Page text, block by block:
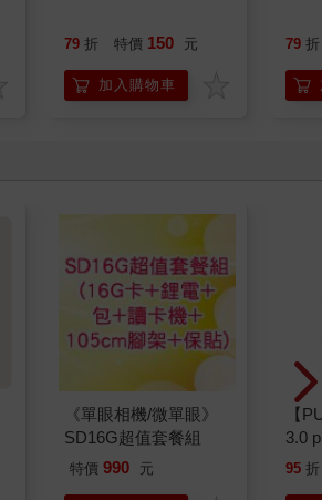
79 折 特價 150 元
加入購物車
79 折
《單眼相機/微單眼》
SD16G超值套餐組
特價 990 元
【
3.0
粉
95 折